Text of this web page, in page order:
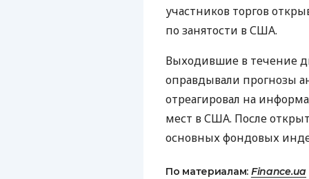
участников торгов
по занятости в США.
Выходившие в течение
оправдывали прогнозы
отреагировал на
мест в США. После
основных фондовых
По материалам: Finance.ua